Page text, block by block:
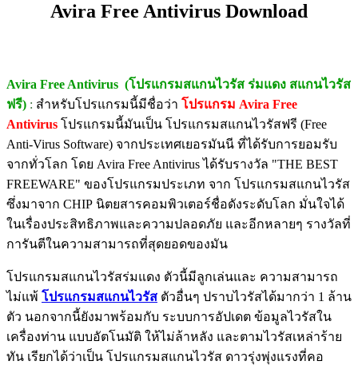
Avira Free Antivirus Download
Avira Free Antivirus (โปรแกรมสแกนไวรัส ร่มแดง สแกนไวรัส
ฟรี) : สำหรับโปรแกรมนี้มีชื่อว่า โปรแกรม Avira Free
Antivirus โปรแกรมนี้มันเป็น โปรแกรมสแกนไวรัสฟรี (Free
Anti-Virus Software) จากประเทศเยอรมันนี ที่ได้รับการยอมรับ
จากทั่วโลก โดย Avira Free Antivirus ได้รับรางวัล "THE BEST
FREEWARE" ของโปรแกรมประเภท จาก โปรแกรมสแกนไวรัส
ซึ่งมาจาก CHIP นิตยสารคอมพิวเตอร์ชื่อดังระดับโลก มั่นใจได้
ในเรื่องประสิทธิภาพและความปลอดภัย และอีกหลายๆ รางวัลที่
การันตีในความสามารถที่สุดยอดของมัน
โปรแกรมสแกนไวรัสร่มแดง ตัวนี้มีลูกเล่นและ ความสามารถ
ไม่แพ้ โปรแกรมสแกนไวรัส ตัวอื่นๆ ปราบไวรัสได้มากว่า 1 ล้าน
ตัว นอกจากนี้ยังมาพร้อมกับ ระบบการอัปเดต ข้อมูลไวรัสใน
เครื่องท่าน แบบอัตโนมัติ ให้ไม่ล้าหลัง และตามไวรัสเหล่าร้าย
ทัน เรียกได้ว่าเป็น โปรแกรมสแกนไวรัส ดาวรุ่งพุ่งแรงที่คอ